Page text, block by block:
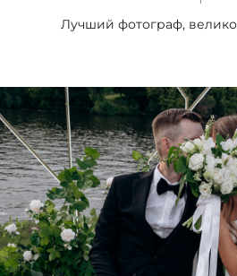
Лучший фотограф,